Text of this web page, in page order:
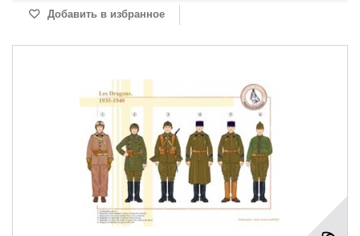
Добавить в избранное